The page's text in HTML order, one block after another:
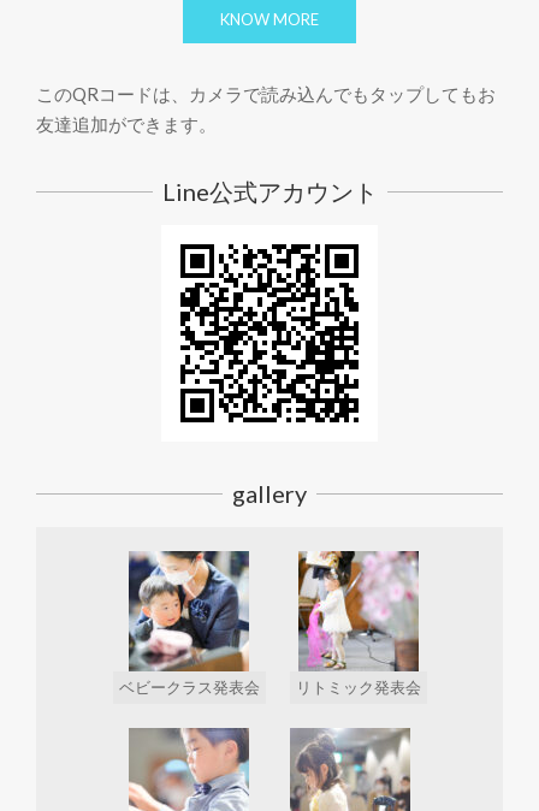
KNOW MORE
このQRコードは、カメラで読み込んでもタップしてもお
友達追加ができます。
Line公式アカウント
gallery
ベビークラス発表会 リトミック発表会